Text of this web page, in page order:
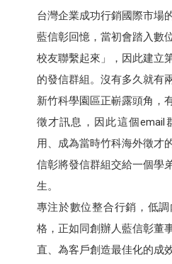
台灣企業成功行銷國際市場
藍信彰回憶，當初會踏入數
校友聯繫起來」，因此建立
的發信群組。沒有多久就有
新竹科學園區正嶄露頭角，
徵才訊息，因此這個email
用、成為當時竹科海外徵才
信彰將發信群組交給一個學
生。
專注於數位整合行銷，低
格，正如同創辦人藍信彰董
直、為客戶創造最佳化的成